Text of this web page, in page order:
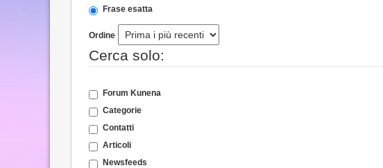
Frase esatta
Ordine
Cerca solo:
Forum Kunena
Categorie
Contatti
Articoli
Newsfeeds